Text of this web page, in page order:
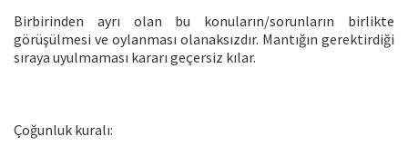
Birbirinden ayrı olan bu konuların/sorunların birlikte
görüşülmesi ve oylanması olanaksızdır. Mantığın gerektirdiği
sıraya uyulmaması kararı geçersiz kılar.
Çoğunluk kuralı: